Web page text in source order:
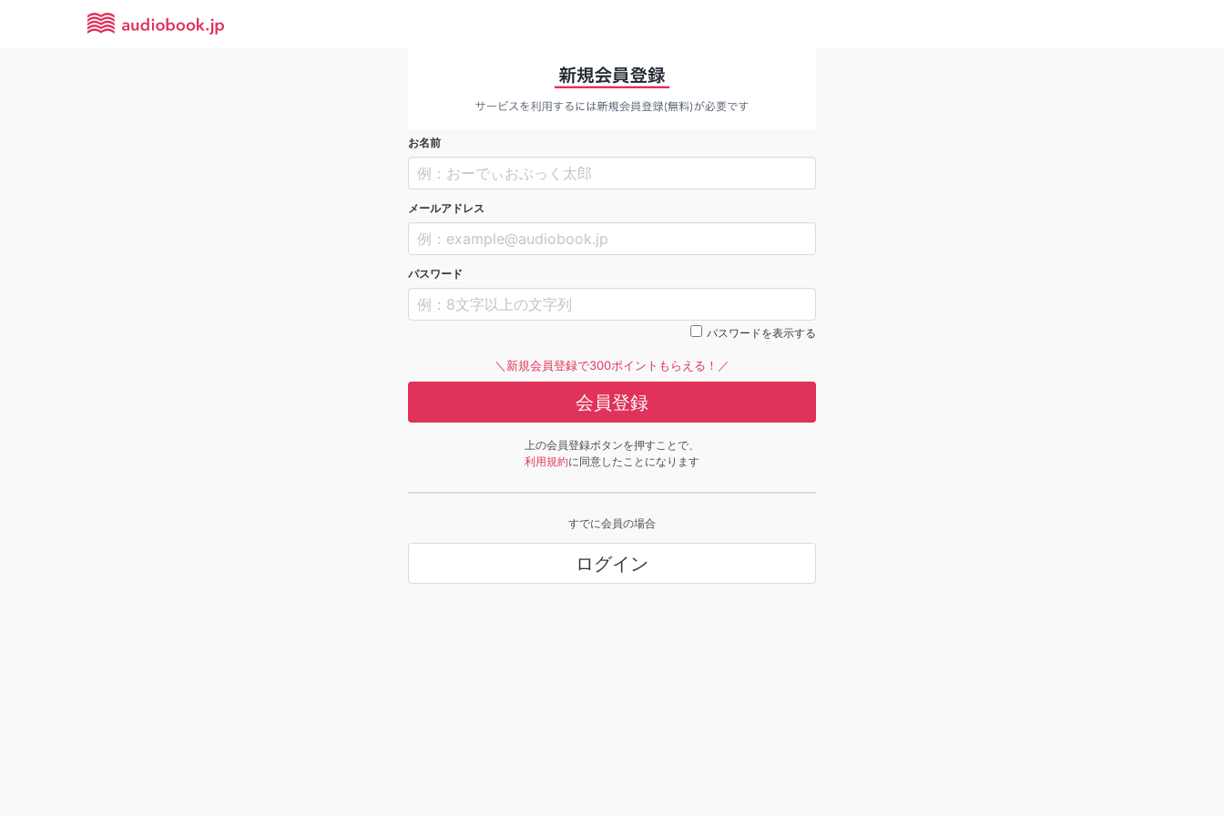
お名前
メールアドレス
パスワード
パスワードを表示する
＼新規会員登録で300ポイントもらえる！／
会員登録
上の会員登録ボタンを押すことで、
利用規約に同意したことになります
すでに会員の場合
ログイン